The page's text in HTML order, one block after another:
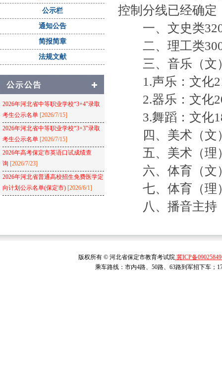
公示栏
通知公告
简报简章
法规文献
2026年河北省中等职业学校“3+4”录取
考生公示名单 [2026/7/15]
2026年河北省中等职业学校“3+3”录取
考生公示名单 [2026/7/15]
2026年高考保定市英语口试成绩查
询 [2026/7/23]
2026年河北省普通高校招生免费医学定
向计划公示名单(保定市) [2026/6/1]
控制分线已经确定
一、文史类
二、理工类
三、音乐（文
1.声乐：文化
2.器乐：文化
3.舞蹈：文化
四、美术（文
五、美术（理
六、体育（文
七、体育（理
八、播音主持（
版权所有 © 河北省保定市教育考试院 冀ICP备
乘车路线：市内4路、50路、63路到军招下车；